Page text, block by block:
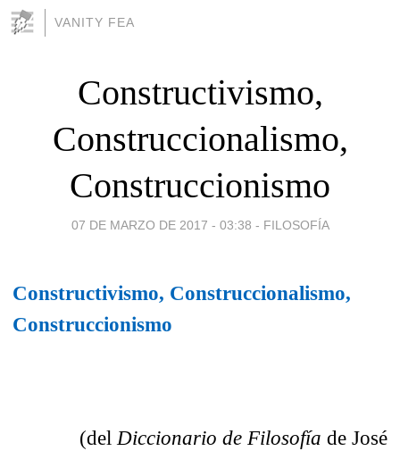
VANITY FEA
Constructivismo,
Construccionalismo,
Construccionismo
07 DE MARZO DE 2017 - 03:38 - FILOSOFÍA
Constructivismo, Construccionalismo,
Construccionismo
(del Diccionario de Filosofía de José